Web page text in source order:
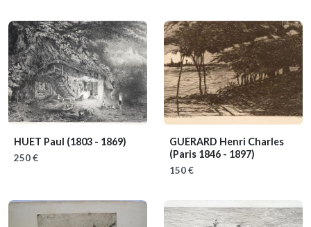
HUET Paul (1803 - 1869)
250 €
GUERARD Henri Charles
(Paris 1846 - 1897)
150 €